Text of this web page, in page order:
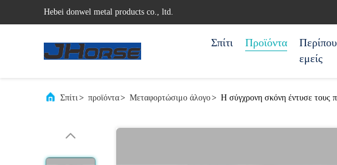
Hebei donwel metal products co., ltd.
Σπίτι Προϊόντα
Περίπου
εμείς
Σπίτι> προϊόντα> Μεταφορτώσιμο άλογο> Η σύγχρονη σκόνη έντυσε τους